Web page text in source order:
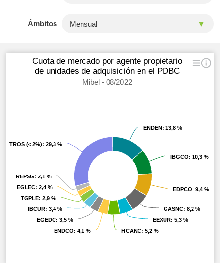
Ámbitos
Cuota de mercado por agente propietario
de unidades de adquisición en el PDBC
Mibel - 08/2022
ENDEN: 13,8 %
ENDEN: 13,8 %
IBGCO: 10,3 %
IBGCO: 10,3 %
EDPCO: 9,4 %
EDPCO: 9,4 %
GASNC: 8,2 %
GASNC: 8,2 %
EEXUR: 5,3 %
EEXUR: 5,3 %
HCANC: 5,2 %
HCANC: 5,2 %
ENDCO: 4,1 %
ENDCO: 4,1 %
EGEDC: 3,5 %
EGEDC: 3,5 %
IBCUR: 3,4 %
IBCUR: 3,4 %
TGPLE: 2,9 %
TGPLE: 2,9 %
EGLEC: 2,4 %
EGLEC: 2,4 %
REPSG: 2,1 %
REPSG: 2,1 %
OTROS (< 2%): 29,3 %
OTROS (< 2%): 29,3 %